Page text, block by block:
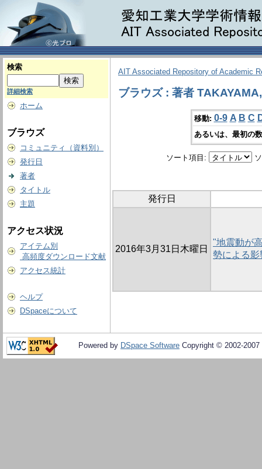
検索
詳細検索
ホーム
ブラウズ
コミュニティ（資料別）
発行日
著者
タイトル
主題
アクセス状況
アイテム別
高頻度ダウンロード文献
アクセス統計
ヘルプ
DSpaceについて
AIT Associated Repository of Academic
ブラウズ : 著者
移動: 0-9 A B C
あるいは、最初の
ソート項目:
発行日
2016年3月31日木曜日
"地震動が
勢による
Powered by DSpace Software Copyright © 2002-2007